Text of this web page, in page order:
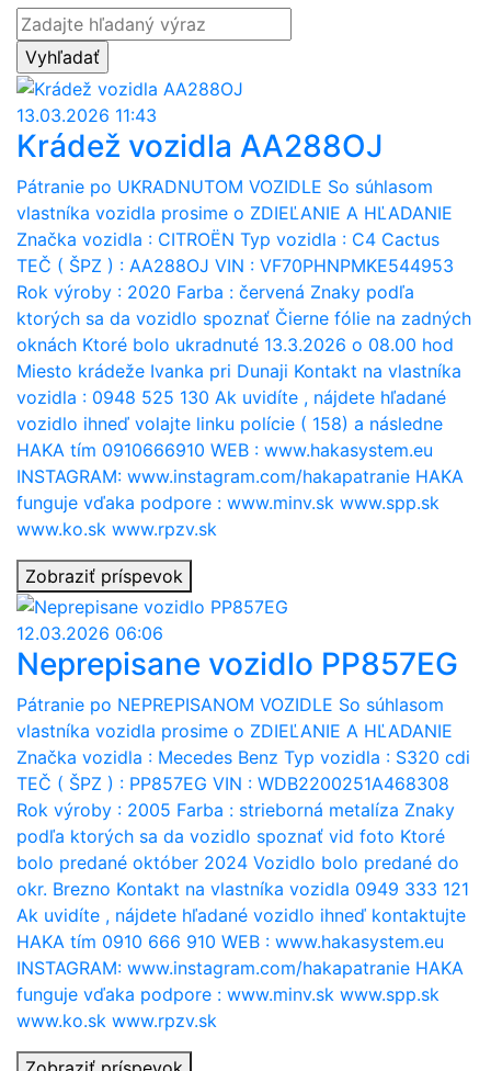
13.03.2026 11:43
Krádež vozidla AA288OJ
Pátranie po UKRADNUTOM VOZIDLE So súhlasom
vlastníka vozidla prosime o ZDIEĽANIE A HĽADANIE
Značka vozidla : CITROËN Typ vozidla : C4 Cactus
TEČ ( ŠPZ ) : AA288OJ VIN : VF70PHNPMKE544953
Rok výroby : 2020 Farba : červená Znaky podľa
ktorých sa da vozidlo spoznať Čierne fólie na zadných
oknách Ktoré bolo ukradnuté 13.3.2026 o 08.00 hod
Miesto krádeže Ivanka pri Dunaji Kontakt na vlastníka
vozidla : 0948 525 130 Ak uvidíte , nájdete hľadané
vozidlo ihneď volajte linku polície ( 158) a následne
HAKA tím 0910666910 WEB : www.hakasystem.eu
INSTAGRAM: www.instagram.com/hakapatranie HAKA
funguje vďaka podpore : www.minv.sk www.spp.sk
www.ko.sk www.rpzv.sk
Zobraziť príspevok
12.03.2026 06:06
Neprepisane vozidlo PP857EG
Pátranie po NEPREPISANOM VOZIDLE So súhlasom
vlastníka vozidla prosime o ZDIEĽANIE A HĽADANIE
Značka vozidla : Mecedes Benz Typ vozidla : S320 cdi
TEČ ( ŠPZ ) : PP857EG VIN : WDB2200251A468308
Rok výroby : 2005 Farba : strieborná metalíza Znaky
podľa ktorých sa da vozidlo spoznať vid foto Ktoré
bolo predané október 2024 Vozidlo bolo predané do
okr. Brezno Kontakt na vlastníka vozidla 0949 333 121
Ak uvidíte , nájdete hľadané vozidlo ihneď kontaktujte
HAKA tím 0910 666 910 WEB : www.hakasystem.eu
INSTAGRAM: www.instagram.com/hakapatranie HAKA
funguje vďaka podpore : www.minv.sk www.spp.sk
www.ko.sk www.rpzv.sk